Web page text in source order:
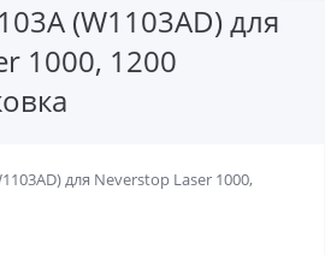
(W1103AD) для
1000, 1200